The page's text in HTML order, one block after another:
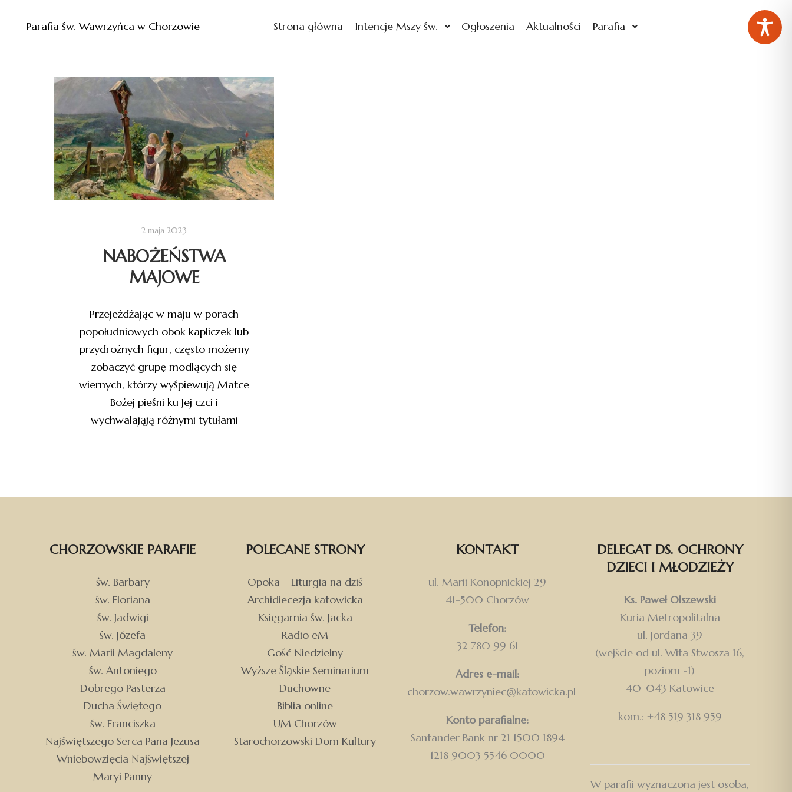
Parafia św. Wawrzyńca w Chorzowie Strona główna Intencje Mszy św. Ogłoszenia Aktualności Parafia
2 maja 2023
NABOŻEŃSTWA
MAJOWE
Przejeżdżając w maju w porach
popołudniowych obok kapliczek lub
przydrożnych figur, często możemy
zobaczyć grupę modlących się
wiernych, którzy wyśpiewują Matce
Bożej pieśni ku Jej czci i
wychwalająją różnymi tytułami
CHORZOWSKIE PARAFIE
św. Barbary
św. Floriana
św. Jadwigi
św. Józefa
św. Marii Magdaleny
św. Antoniego
Dobrego Pasterza
Ducha Świętego
św. Franciszka
Najświętszego Serca Pana Jezusa
Wniebowzięcia Najświętszej
Maryi Panny
POLECANE STRONY
Opoka – Liturgia na dziś
Archidiecezja katowicka
Księgarnia św. Jacka
Radio eM
Gość Niedzielny
Wyższe Śląskie Seminarium
Duchowne
Biblia online
UM Chorzów
Starochorzowski Dom Kultury
KONTAKT
ul. Marii Konopnickiej 29
41-500 Chorzów
Telefon:
32 780 99 61
Adres e-mail:
chorzow.wawrzyniec@katowicka.pl
Konto parafialne:
Santander Bank nr 21 1500 1894
1218 9003 5546 0000
DELEGAT DS. OCHRONY
DZIECI I MŁODZIEŻY
Ks. Paweł Olszewski
Kuria Metropolitalna
ul. Jordana 39
(wejście od ul. Wita Stwosza 16,
poziom -1)
40-043 Katowice
kom.: +48 519 318 959
W parafii wyznaczona jest osoba,